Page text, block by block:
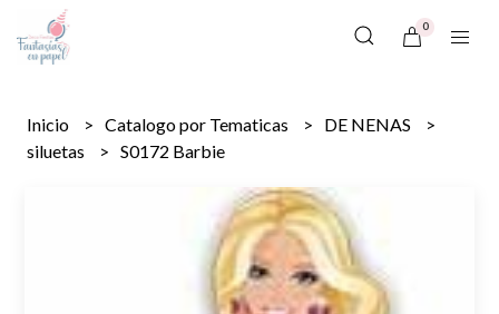
0
Inicio Catalogo por Tematicas
DE NENAS
siluetas
S0172 Barbie